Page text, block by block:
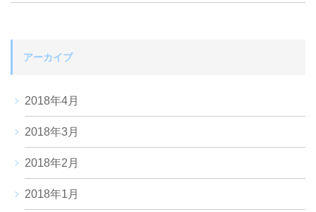
アーカイブ
2018年4月
2018年3月
2018年2月
2018年1月